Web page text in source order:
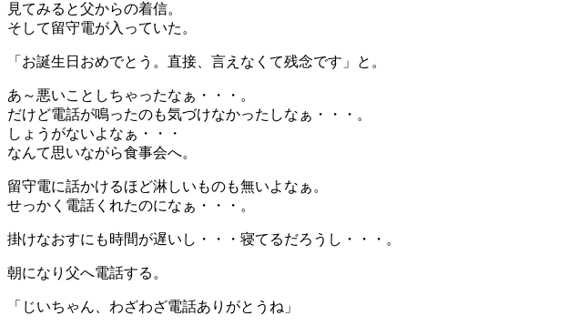
見てみると父からの着信。
そして留守電が入っていた。
「お誕生日おめでとう。直接、言えなくて残念です」と。
あ～悪いことしちゃったなぁ・・・。
だけど電話が鳴ったのも気づけなかったしなぁ・・・。
しょうがないよなぁ・・・
なんて思いながら食事会へ。
留守電に話かけるほど淋しいものも無いよなぁ。
せっかく電話くれたのになぁ・・・。
掛けなおすにも時間が遅いし・・・寝てるだろうし・・・。
朝になり父へ電話する。
「じいちゃん、わざわざ電話ありがとうね」